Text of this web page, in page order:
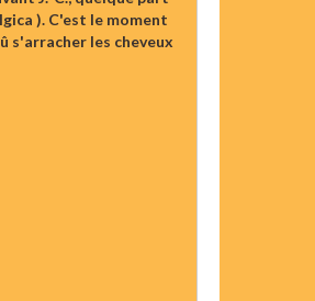
). C'est le moment
s'arracher les cheveux